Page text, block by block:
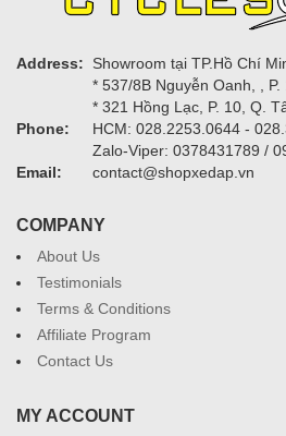
Address:
Showroom tại TP.Hồ Chí
* 537/8B Nguyễn Oanh, , P.
* 321 Hồng Lạc, P. 10, Q.
Phone:
HCM: 028.2253.0644 -
Zalo-Viper: 0378431789 /
Email:
contact@shopxedap.vn
COMPANY
About Us
Testimonials
Terms & Conditions
Affiliate Program
Contact Us
MY ACCOUNT